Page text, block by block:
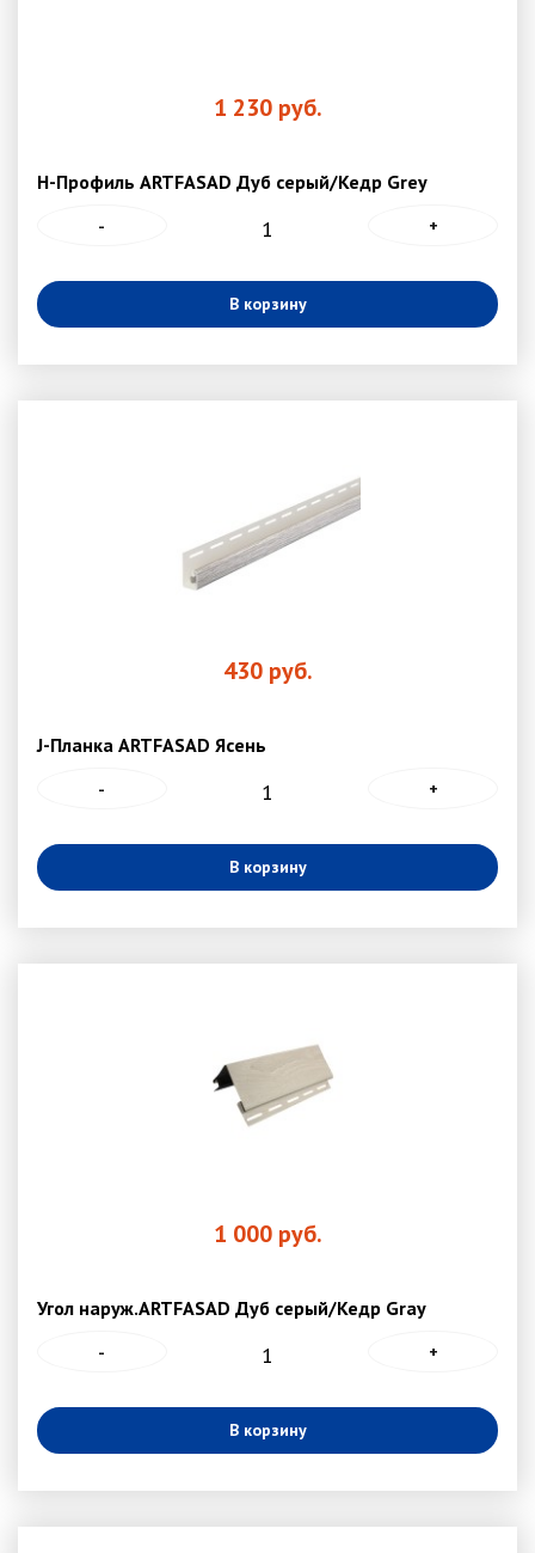
1 230руб.
Н-Профиль ARTFASAD Дуб серый/Кедр Grey
- +
В корзину
430руб.
J-Планка ARTFASAD Ясень
- +
В корзину
1 000руб.
Угол наруж.ARTFASAD Дуб серый/Кедр Gray
- +
В корзину